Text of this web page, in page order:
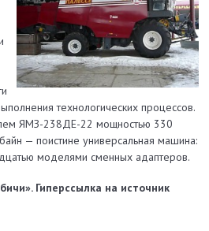
технологических процессов.
ЯМЗ-238ДЕ-22 мощностью 330
— поистине универсальная машина:
моделями сменных адаптеров.
Гиперссылка на источник